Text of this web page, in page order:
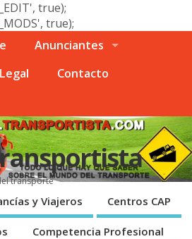
true);
true);
Anunciantes
Contacto
transporte
y Viajeros Centros CAP
Competencia Profesional